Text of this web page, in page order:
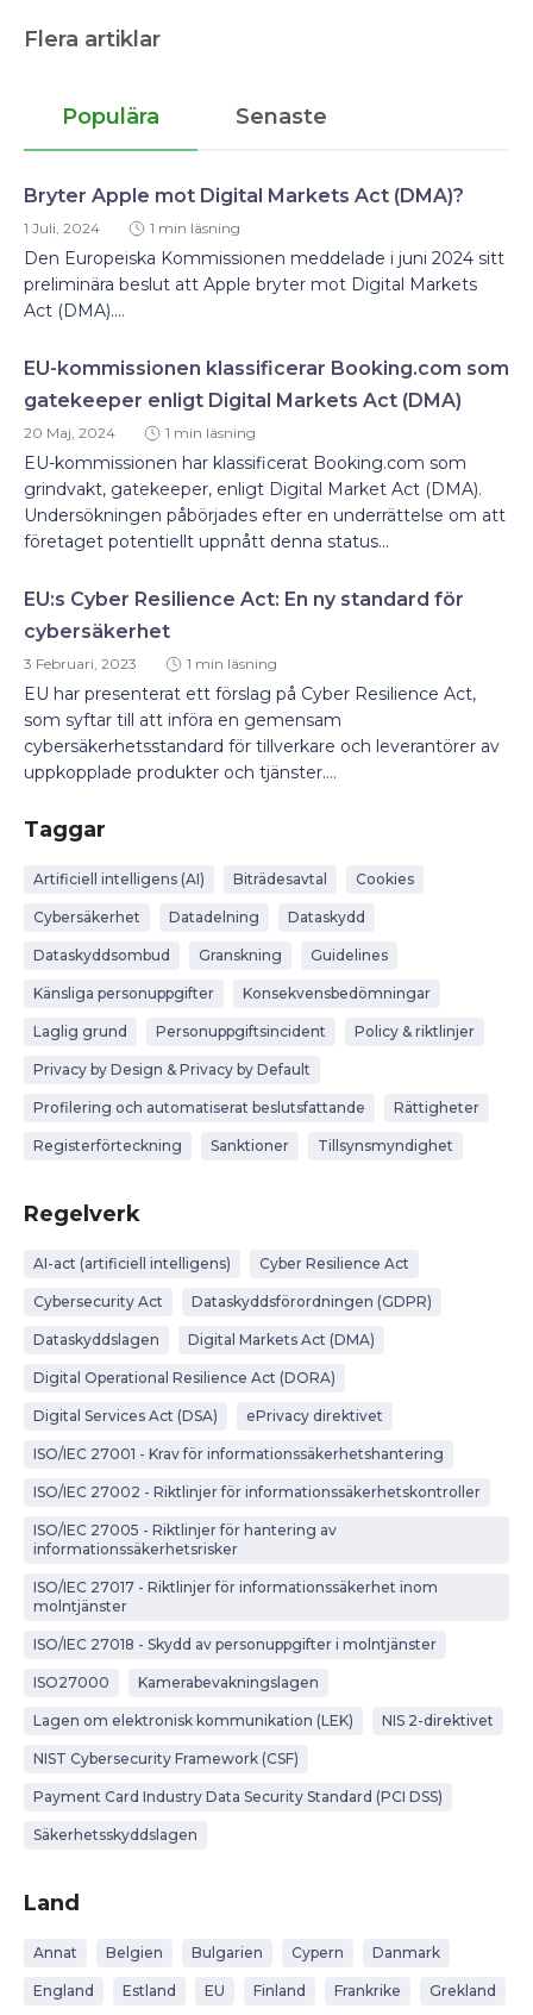
Flera artiklar
Populära Senaste
Bryter Apple mot Digital Markets Act (DMA)?
1 Juli, 2024 1 min läsning
Den Europeiska Kommissionen meddelade i juni 2024 sitt
preliminära beslut att Apple bryter mot Digital Markets
Act (DMA)....
EU-kommissionen klassificerar Booking.com som
gatekeeper enligt Digital Markets Act (DMA)
20 Maj, 2024 1 min läsning
EU-kommissionen har klassificerat Booking.com som
grindvakt, gatekeeper, enligt Digital Market Act (DMA).
Undersökningen påbörjades efter en underrättelse om att
företaget potentiellt uppnått denna status...
EU:s Cyber Resilience Act: En ny standard för
cybersäkerhet
3 Februari, 2023 1 min läsning
EU har presenterat ett förslag på Cyber Resilience Act,
som syftar till att införa en gemensam
cybersäkerhetsstandard för tillverkare och leverantörer av
uppkopplade produkter och tjänster....
Taggar
Artificiell intelligens (AI) Biträdesavtal Cookies
Cybersäkerhet Datadelning Dataskydd
Dataskyddsombud Granskning Guidelines
Känsliga personuppgifter Konsekvensbedömningar
Laglig grund Personuppgiftsincident Policy & riktlinjer
Privacy by Design & Privacy by Default
Profilering och automatiserat beslutsfattande Rättigheter
Registerförteckning Sanktioner Tillsynsmyndighet
Regelverk
AI-act (artificiell intelligens) Cyber Resilience Act
Cybersecurity Act Dataskyddsförordningen (GDPR)
Dataskyddslagen Digital Markets Act (DMA)
Digital Operational Resilience Act (DORA)
Digital Services Act (DSA) ePrivacy direktivet
ISO/IEC 27001 - Krav för informationssäkerhetshantering
ISO/IEC 27002 - Riktlinjer för informationssäkerhetskontroller
ISO/IEC 27005 - Riktlinjer för hantering av
informationssäkerhetsrisker
ISO/IEC 27017 - Riktlinjer för informationssäkerhet inom
molntjänster
ISO/IEC 27018 - Skydd av personuppgifter i molntjänster
ISO27000 Kamerabevakningslagen
Lagen om elektronisk kommunikation (LEK) NIS 2-direktivet
NIST Cybersecurity Framework (CSF)
Payment Card Industry Data Security Standard (PCI DSS)
Säkerhetsskyddslagen
Land
Annat Belgien Bulgarien Cypern Danmark
England Estland EU Finland Frankrike Grekland